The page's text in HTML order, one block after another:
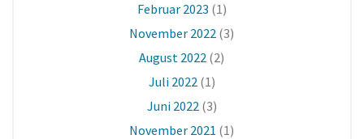
Februar 2023 (1)
November 2022 (3)
August 2022 (2)
Juli 2022(1)
Juni 2022(3)
November 2021 (1)